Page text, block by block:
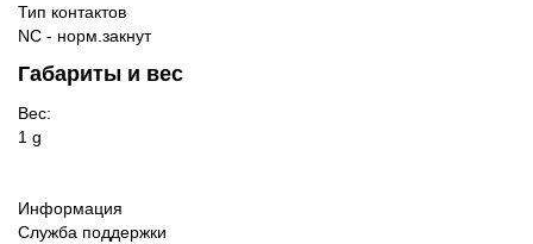
Тип контактов
NC - норм.закнут
Габариты и вес
Вес:
1 g
Информация
Служба поддержки